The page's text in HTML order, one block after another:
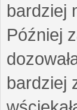
bardziej
Później
bardziej